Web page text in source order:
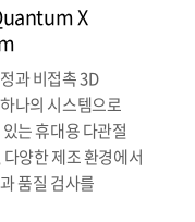
X
과 비접촉 3D
나의 시스템으로
는 휴대용 다관절
양한 제조 환경에서
품질 검사를